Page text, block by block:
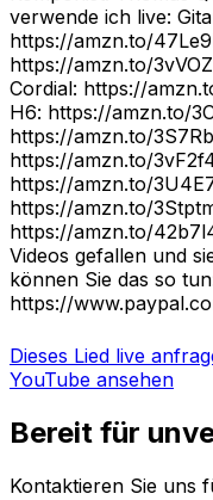
verwende ich live:
https://amzn.to/
https://amzn.to/
Cordial: https://
H6: https://amzn.to/
https://amzn.to/
https://amzn.to/
https://amzn.to/
https://amzn.to/
https://amzn.to/
Videos gefallen und
können Sie das so
https://
Dieses Lied live
YouTube ansehen
Bereit für
Kontaktieren Sie uns